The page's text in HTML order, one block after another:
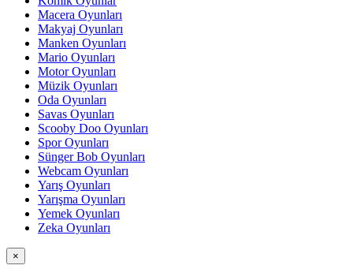
Macera Oyunları
Makyaj Oyunları
Manken Oyunları
Mario Oyunları
Motor Oyunları
Müzik Oyunları
Oda Oyunları
Savas Oyunları
Scooby Doo Oyunları
Spor Oyunları
Sünger Bob Oyunları
Webcam Oyunları
Yarış Oyunları
Yarışma Oyunları
Yemek Oyunları
Zeka Oyunları
×